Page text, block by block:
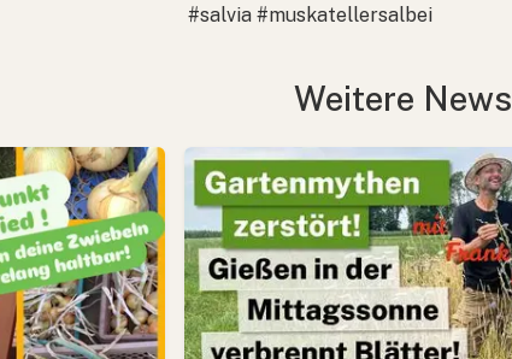
#salvia #muskatellersalbei
Weitere News